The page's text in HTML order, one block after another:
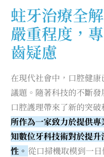
蛀牙治療全
嚴重程度，
齒疑慮
在現代社會中，口腔健
議題。隨著科技的不斷
口腔護理帶來了新的突破
所作為一家致力於提供
知數位牙科技術對於提
性。 從口掃機取模到一